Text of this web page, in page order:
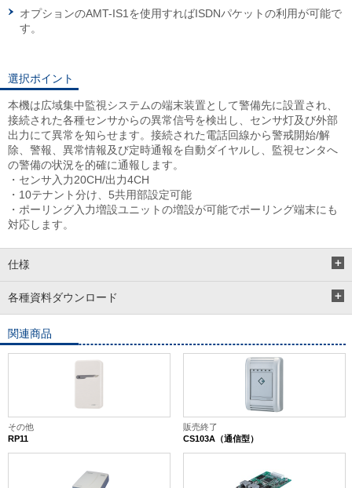
オプションのAMT-IS1を使用すればISDNパケットの利用が可能で
す。
選択ポイント
本機は広域集中監視システムの端末装置として警備先に設置され、
接続された各種センサからの異常信号を検出し、センサ灯及び外部
出力にて異常を知らせます。接続された電話回線から警戒開始/解
除、警報、異常情報及び定時通報を自動ダイヤルし、監視センタへ
の警備の状況を的確に通報します。
・センサ入力20CH/出力4CH
・10テナント分け、5共用部設定可能
・ポーリング入力増設ユニットの増設が可能でポーリング端末にも
対応します。
仕様
各種資料ダウンロード
関連商品
その他
RP11
販売終了
CS103A（通信型）